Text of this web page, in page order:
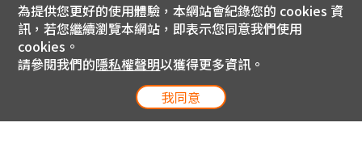
為提供您更好的使用體驗，本網站會紀錄您的 cookies 資
訊，若您繼續瀏覽本網站，即表示您同意我們使用
cookies。
請參閱我們的隱私權聲明以獲得更多資訊。
我同意